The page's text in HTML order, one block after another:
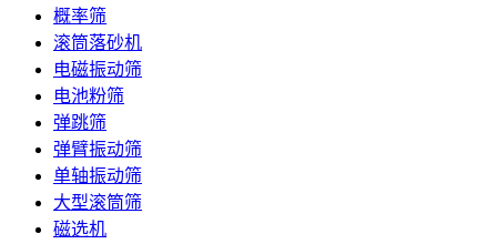
概率筛
滚筒落砂机
电磁振动筛
电池粉筛
弹跳筛
弹臂振动筛
单轴振动筛
大型滚筒筛
磁选机